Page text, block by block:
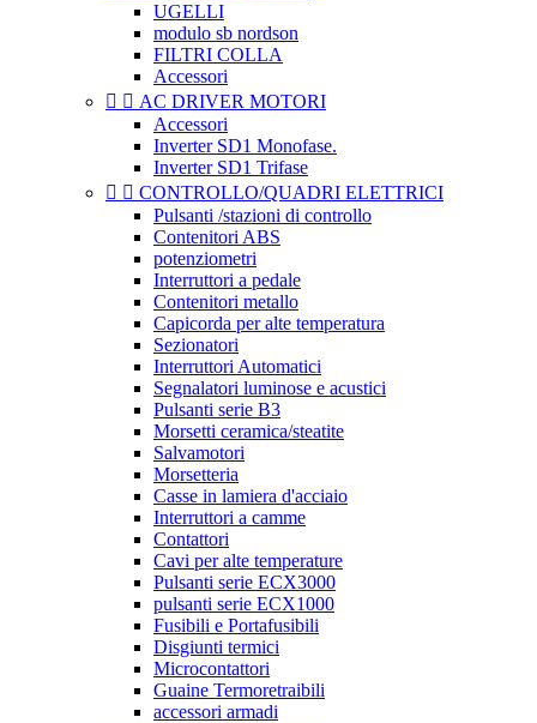
UGELLI
modulo sb nordson
FILTRI COLLA
Accessori
  AC DRIVER MOTORI
Accessori
Inverter SD1 Monofase.
Inverter SD1 Trifase
  CONTROLLO/QUADRI ELETTRICI
Pulsanti /stazioni di controllo
Contenitori ABS
potenziometri
Interruttori a pedale
Contenitori metallo
Capicorda per alte temperatura
Sezionatori
Interruttori Automatici
Segnalatori luminose e acustici
Pulsanti serie B3
Morsetti ceramica/steatite
Salvamotori
Morsetteria
Casse in lamiera d'acciaio
Interruttori a camme
Contattori
Cavi per alte temperature
Pulsanti serie ECX3000
pulsanti serie ECX1000
Fusibili e Portafusibili
Disgiunti termici
Microcontattori
Guaine Termoretraibili
accessori armadi